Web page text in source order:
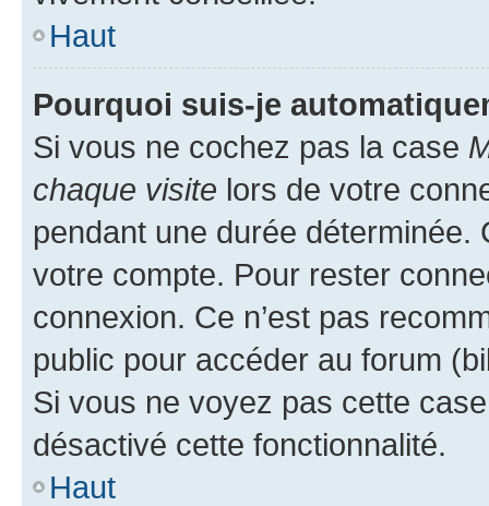
Haut
Pourquoi suis-je
Si vous ne cochez pas la case
chaque visite lors de votre
pendant une durée déterminée.
votre compte. Pour rester
connexion. Ce n’est pas
public pour accéder au forum
Si vous ne voyez pas cette
désactivé cette fonctionnalité.
Haut